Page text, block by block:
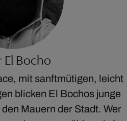
El Bocho
mit sanftmütigen, leicht
blicken El Bochos junge
Mauern der Stadt. Wer